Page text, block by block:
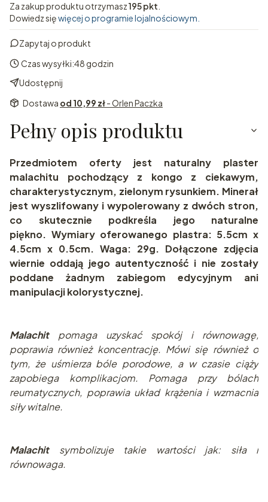
Za zakup produktu otrzymasz195 pkt
Dowiedz sięwięcej o programie lojalnościowym.
Zapytaj o produkt
Czas wysyłki:48 godzin
Udostępnij
Dostawa od 10,99 zł- Orlen Paczka
Pełny opis produktu
Przedmiotem oferty jest naturalny plaster
malachitu pochodzący z kongo z ciekawym,
charakterystycznym, zielonym rysunkiem. Minerał
jest wyszlifowany i wypolerowany z dwóch stron,
co skutecznie podkreśla jego naturalne
piękno. Wymiary oferowanego plastra: 5.5cm x
4.5cm x 0.5cm. Waga: 29g. Dołączone zdjęcia
wiernie oddają jego autentyczność i nie zostały
poddane żadnym zabiegom edycyjnym ani
manipulacji kolorystycznej.
Malachitpomaga uzyskać spokój i równowagę,
poprawia również koncentrację. Mówi się również o
tym, że uśmierza bóle porodowe, a w czasie ciąży
zapobiega komplikacjom. Pomaga przy bólach
reumatycznych, poprawia układ krążenia i wzmacnia
siły witalne.
Malachit symbolizuje takie wartości jak: siła i
równowaga.